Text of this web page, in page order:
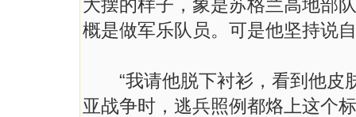
大摆的样子，象是苏格兰高地部
概是做军乐队员。可是他坚持说
“我请他脱下衬衫，看到他皮肤
亚战争时，逃兵照例都烙上这个